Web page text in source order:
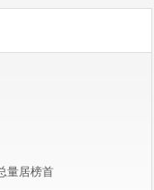
量居榜首